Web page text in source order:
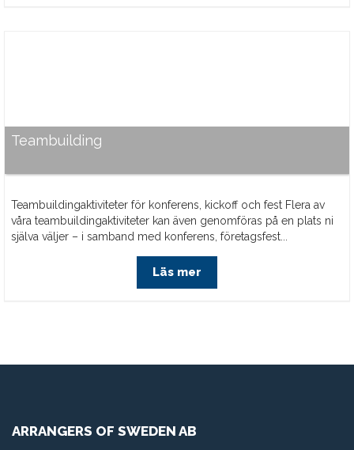
Teambuilding
Teambuildingaktiviteter för konferens, kickoff och fest Flera av
våra teambuildingaktiviteter kan även genomföras på en plats ni
själva väljer – i samband med konferens, företagsfest...
Läs mer
ARRANGERS OF SWEDEN AB